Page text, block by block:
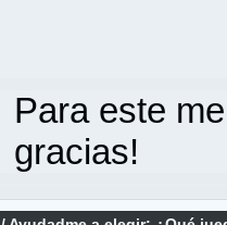
Para este
gracias!